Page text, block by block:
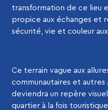
transformation de ce lieu
propice aux échanges et
sécurité, vie et couleur
Ce terrain vague aux
communautaires et
deviendra un repère
quartier à la fois